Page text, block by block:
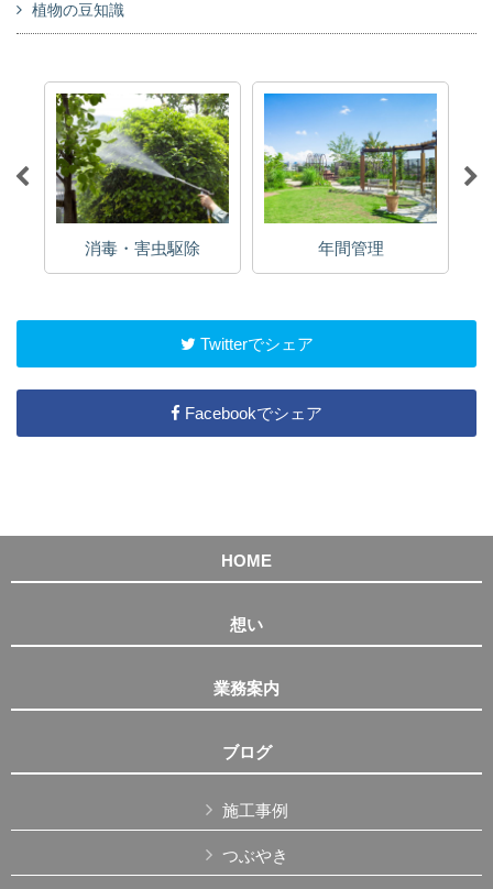
植物の豆知識
消毒・害虫駆除 年間管理
Twitterでシェア
Facebookでシェア
HOME
想い
業務案内
ブログ
施工事例
つぶやき